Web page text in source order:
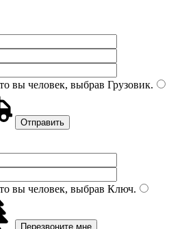
вы человек, выбрав Грузовик.
вы человек, выбрав Ключ.